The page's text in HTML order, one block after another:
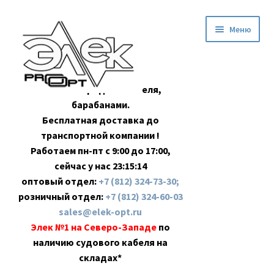
навигации
содержимому
Оптовая продажа кабеля,
барабанами.
Бесплатная доставка до
транспортной компании !
Работаем пн-пт с 9:00 до 17:00,
сейчас у нас 23:15:15
оптовый отдел: +7 (812) 324-73-30;
розничный отдел: +7 (812) 324-60-03
sales@elek-opt.ru
Элек №1 на Северо-Западе по
наличию судового кабеля на
складах*
Меню